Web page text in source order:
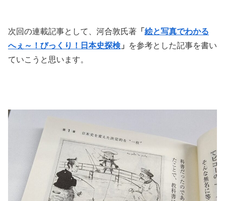
次回の連載記事として、河合敦氏著 「 絵と写真でわかる
へぇ～！びっくり！日本史探検 」
を参考とした記事を書い
ていこうと思います。